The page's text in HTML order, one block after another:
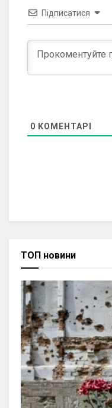
Підписатися
0 КОМЕНТАРІ
ТОП новини